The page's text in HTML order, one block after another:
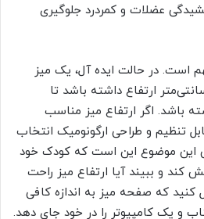
عضلات و کمردرد جلوگیری
است. در حالت ایده آل، یک میز
باید بین ۶۶ تا ۷۶ سانتی‌متر ارتفاع داشته باشد تا
باشد. اگر ارتفاع میز مناسب
تنظیم و طراحی ارگونومیک انتخاب
این موضوع این است که کودک خود
کند و ببیند آیا ارتفاع میز راحت
که صفحه میز به اندازه کافی
و یک کامپیوتر را در خود جای دهد.